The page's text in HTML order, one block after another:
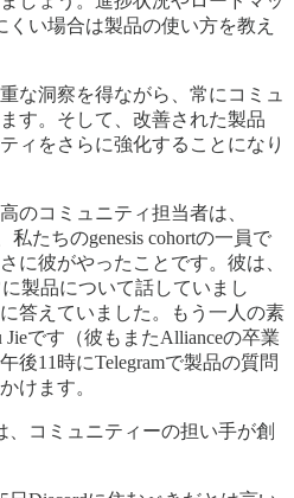
い場合は製品の使い方を教え
な洞察を得ながら、常にコミュ
す。そして、改善された製品
ィをさらに強化することになり
のコミュニティ担当者は、
私たちのgenesis cohortの一員で
に彼がやったことです。彼は、
製品について話していまし
答えていました。もう一人の素
です（彼もまたAllianceの卒業
後11時にTelegramで製品の質問
けます。
、コミュニティーの担い手が創